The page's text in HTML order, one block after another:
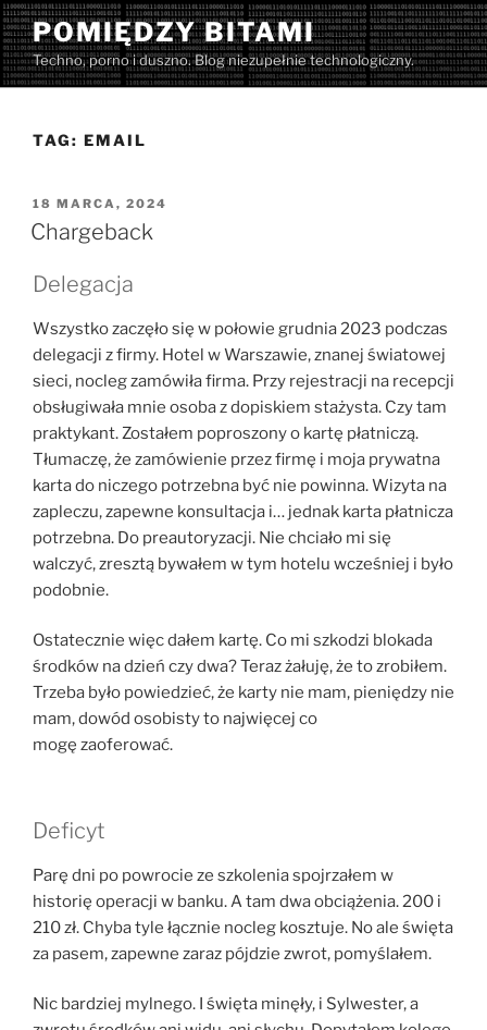
Przejdź
do
treści
POMIĘDZY BITAMI
Techno, porno i duszno. Blog niezupełnie technologiczny.
TAG: EMAIL
OPUBLIKOWANE
W
18 MARCA, 2024
Chargeback
Delegacja
Wszystko zaczęło się w połowie grudnia 2023 podczas
delegacji z firmy. Hotel w Warszawie, znanej światowej
sieci, nocleg zamówiła firma. Przy rejestracji na recepcji
obsługiwała mnie osoba z dopiskiem stażysta. Czy tam
praktykant. Zostałem poproszony o kartę płatniczą.
Tłumaczę, że zamówienie przez firmę i moja prywatna
karta do niczego potrzebna być nie powinna. Wizyta na
zapleczu, zapewne konsultacja i… jednak karta płatnicza
potrzebna. Do preautoryzacji. Nie chciało mi się
walczyć, zresztą bywałem w tym hotelu wcześniej i było
podobnie.
Ostatecznie więc dałem kartę. Co mi szkodzi blokada
środków na dzień czy dwa? Teraz żałuję, że to zrobiłem.
Trzeba było powiedzieć, że karty nie mam, pieniędzy nie
mam, dowód osobisty to najwięcej co
mogę zaoferować.
Deficyt
Parę dni po powrocie ze szkolenia spojrzałem w
historię operacji w banku. A tam dwa obciążenia. 200 i
210 zł. Chyba tyle łącznie nocleg kosztuje. No ale święta
za pasem, zapewne zaraz pójdzie zwrot, pomyślałem.
Nic bardziej mylnego. I święta minęły, i Sylwester, a